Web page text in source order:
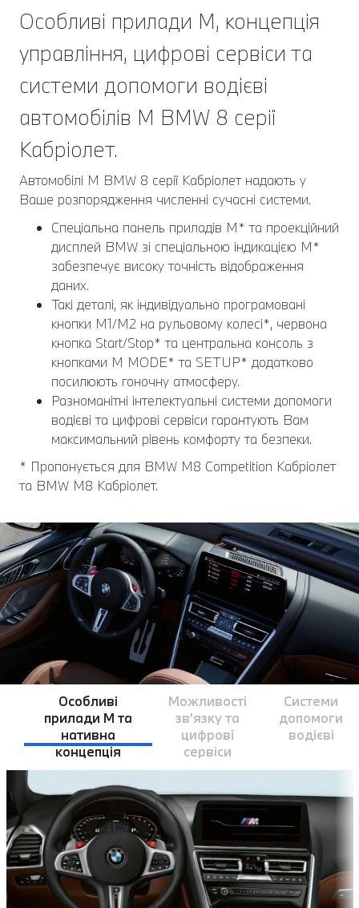
Особливі прилади M, концепція
управління, цифрові сервіси та
системи допомоги водієві
автомобілів M BMW 8 серії
Кабріолет.
Автомобілі M BMW 8 серії Кабріолет надають у
Ваше розпорядження численні сучасні системи.
Спеціальна панель приладів M* та проекційний
дисплей BMW зі спеціальною індикацією M*
забезпечує високу точність відображення
даних.
Такі деталі, як індивідуально програмовані
кнопки M1/M2 на рульовому колесі*, червона
кнопка Start/Stop* та центральна консоль з
кнопками M MODE* та SETUP* додатково
посилюють гоночну атмосферу.
Разноманітні інтелектуальні системи допомоги
водієві та цифрові сервіси гарантують Вам
максимальний рівень комфорту та безпеки.
* Пропонується для BMW M8 Competition Кабріолет
та BMW M8 Кабріолет.
Особливі
прилади M та
нативна
концепція
управління
Можливості
зв'язку та
цифрові
сервіси
Системи
допомоги
водієві